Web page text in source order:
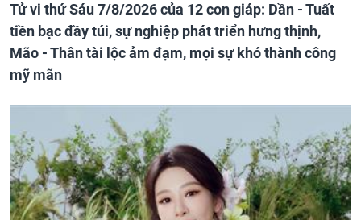
Tử vi thứ Sáu 7/8/2026 của 12 con giáp: Dần - Tuất
tiền bạc đầy túi, sự nghiệp phát triển hưng thịnh,
Mão - Thân tài lộc ảm đạm, mọi sự khó thành công
mỹ mãn